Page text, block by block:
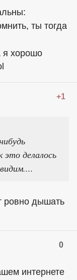
ты тогда
я хорошо
+1
делалось
ровно дышать
0
интернете